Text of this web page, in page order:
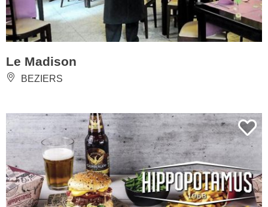
Le Madison
BEZIERS